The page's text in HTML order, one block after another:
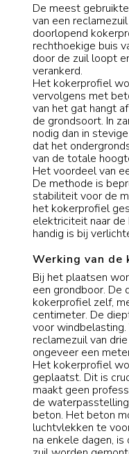
De meest
van een
doorlopend
rechthoekige buis
door de zuil loopt
verankerd.
Het kokerprofiel
vervolgens met
van het gat hangt
de grondsoort. In
nodig dan in
dat het
van de totale
Het voordeel van
De methode is
stabiliteit voor de
het kokerprofiel
elektriciteit naar
handig is bij
Werking van de
Bij het plaatsen
een grondboor. De
kokerprofiel zelf,
centimeter. De
voor
reclamezuil van
ongeveer een
Het kokerprofiel
geplaatst. Dit is
maakt geen
de
beton. Het beton
luchtvlekken te
na enkele dagen,